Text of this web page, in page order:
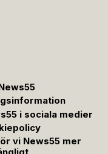
i sociala medier
vi News55 mer